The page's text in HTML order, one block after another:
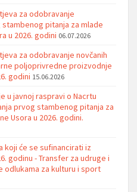
za odobravanje
pitanja za mlade
u 2026. godini 06.07.2026
za odobravanje novčanih
poljoprivredne proizvodnje
godini 15.06.2026
u javnoj raspravi o Nacrtu
prvog stambenog pitanja za
Usora u 2026. godini.
koji će se sufinancirati iz
godinu - Transfer za udruge i
odlukama za kulturu i sport